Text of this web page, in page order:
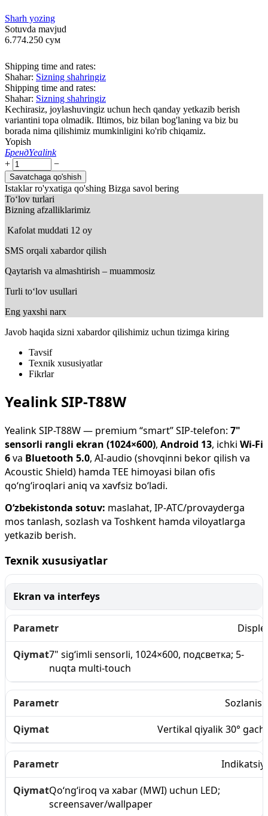
Sharh yozing
Sotuvda mavjud
6.774.250 сум
Shipping time and rates:
Shahar: Sizning shahringiz
Shipping time and rates:
Shahar: Sizning shahringiz
Kechirasiz, joylashuvingiz uchun hech qanday yetkazib berish
variantini topa olmadik. Iltimos, biz bilan bog'laning va biz bu
borada nima qilishimiz mumkinligini ko'rib chiqamiz.
Yopish
БрендYealink
+
−
Savatchaga qo'shish
Istaklar ro'yxatiga qo'shing Bizga savol bering
To‘lov turlari
Bizning afzalliklarimiz
Kafolat muddati 12 oy
SMS orqali xabardor qilish
Qaytarish va almashtirish – muammosiz
Turli to‘lov usullari
Eng yaxshi narx
Javob haqida sizni xabardor qilishimiz uchun tizimga kiring
Tavsif
Texnik xususiyatlar
Fikrlar
Yealink SIP-T88W
Yealink SIP-T88W — premium “smart” SIP-telefon: 7"
sensorli rangli ekran (1024×600), Android 13, ichki Wi-Fi
6va Bluetooth 5.0, AI-audio (shovqinni bekor qilish va
Acoustic Shield) hamda TEE himoyasi bilan ofis
qo‘ng‘iroqlari aniq va xavfsiz bo‘ladi.
O‘zbekistonda sotuv: maslahat, IP-ATC/provayderga
mos tanlash, sozlash va Toshkent hamda viloyatlarga
yetkazib berish.
Texnik xususiyatlar
Ekran va interfeys
7" sig‘imli sensorli, 1024×600, подсветка; 5-
nuqta multi-touch
Vertikal qiyalik 30°
Qo‘ng‘iroq va xabar (MWI) uchun LED;
screensaver/wallpaper